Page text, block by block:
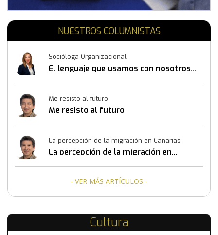
NUESTROS COLUMNISTAS
Socióloga Organizacional
El lenguaje que usamos con nosotros
Me resisto al futuro
Me resisto al futuro
La percepción de la migración en Canarias
La percepción de la migración en
- VER MÁS ARTÍCULOS -
Cultura